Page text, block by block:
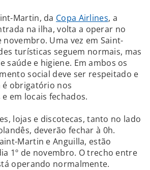
Martin, da Copa Airlines, a
na ilha, volta a operar no
Uma vez em Saint-
turísticas seguem normais, mas
saúde e higiene. Em ambos os
social deve ser respeitado e
é obrigatório nos
em locais fechados.
lojas e discotecas, tanto no lado
deverão fechar à 0h.
Martin e Anguilla, estão
1º de novembro. O trecho entre
operando normalmente.